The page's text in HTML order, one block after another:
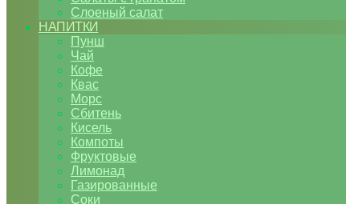
Слоеный салат
НАПИТКИ
Пунш
Чай
Кофе
Квас
Морс
Сбитень
Кисель
Компоты
Фруктовые
Лимонад
Газированные
Соки